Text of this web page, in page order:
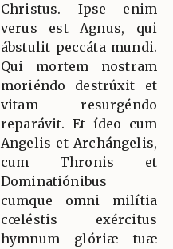
Christus. Ipse enim
verus est Agnus, qui
ábstulit peccáta mundi.
Qui mortem nostram
moriéndo destrúxit et
vitam resurgéndo
reparávit. Et ídeo cum
Angelis et Archángelis,
cum Thronis et
Dominatiónibus
cumque omni milítia
cœléstis exércitus
hymnum glóriæ tuæ